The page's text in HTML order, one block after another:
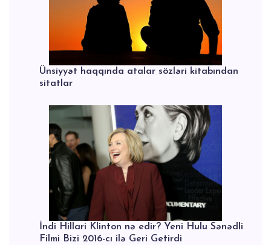
Ünsiyyət haqqında atalar sözləri kitabından
sitatlar
İndi Hillari Klinton nə edir? Yeni Hulu Sənədli
Filmi Bizi 2016-cı ilə Geri Getirdi